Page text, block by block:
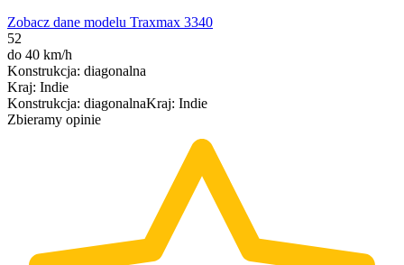
Zobacz dane modelu Traxmax 3340
52
do 40 km/h
Konstrukcja: diagonalna
Kraj: Indie
Konstrukcja: diagonalnaKraj: Indie
Zbieramy opinie